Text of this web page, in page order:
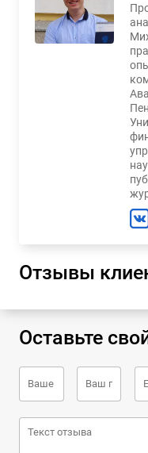
Отзывы
Оставьте